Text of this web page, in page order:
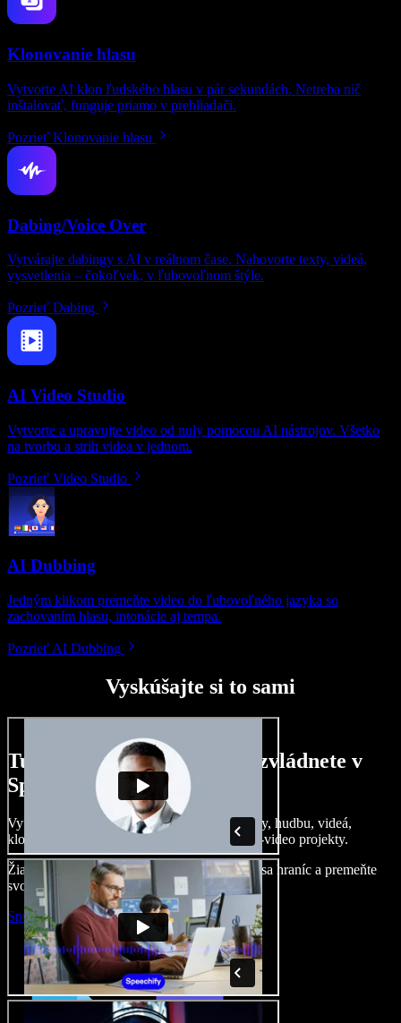
Klonovanie hlasu
Vytvorte AI klon ľudského hlasu v pár sekundách. Netreba nič
inštalovať, funguje priamo v prehliadači.
Pozrieť Klonovanie hlasu
Dabing/Voice Over
Vytvárajte dabingy s AI v reálnom čase. Nahovorte texty, videá,
vysvetlenia – čokoľvek, v ľubovoľnom štýle.
Pozrieť Dabing
AI Video Studio
Vytvorte a upravujte video od nuly pomocou AI nástrojov. Všetko
na tvorbu a strih videa v jednom.
Pozrieť Video Studio
AI Dubbing
Jedným klikom premeňte video do ľubovoľného jazyka so
zachovaním hlasu, intonácie aj tempa.
Pozrieť AI Dubbing
Vyskúšajte si to sami
Tu je malá ukážka toho, čo zvládnete v
Speechify Studio.
Vytvárajte dabingy, pridajte bezplatné obrázky, hudbu, videá,
klonujte svoj hlas – postavíte pôsobivé audio-video projekty.
Žiadne učenie, všetko v prehliadači – zbavte sa hraníc a premeňte
svoje nápady na realitu.
Spustiť Studio